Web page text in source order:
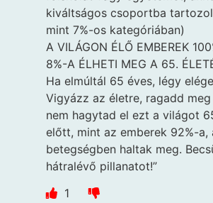
kiváltságos csoportba
mint 7%-os kategóriában)
A VILÁGON ÉLŐ EMBEREK
8%-A ÉLHETI MEG A 65.
Ha elmúltál 65 éves, légy
Vigyázz az életre, ragadd
nem hagytad el ezt a világot
előtt, mint az emberek 92%-a,
betegségben haltak meg.
hátralévő pillanatot!”
1